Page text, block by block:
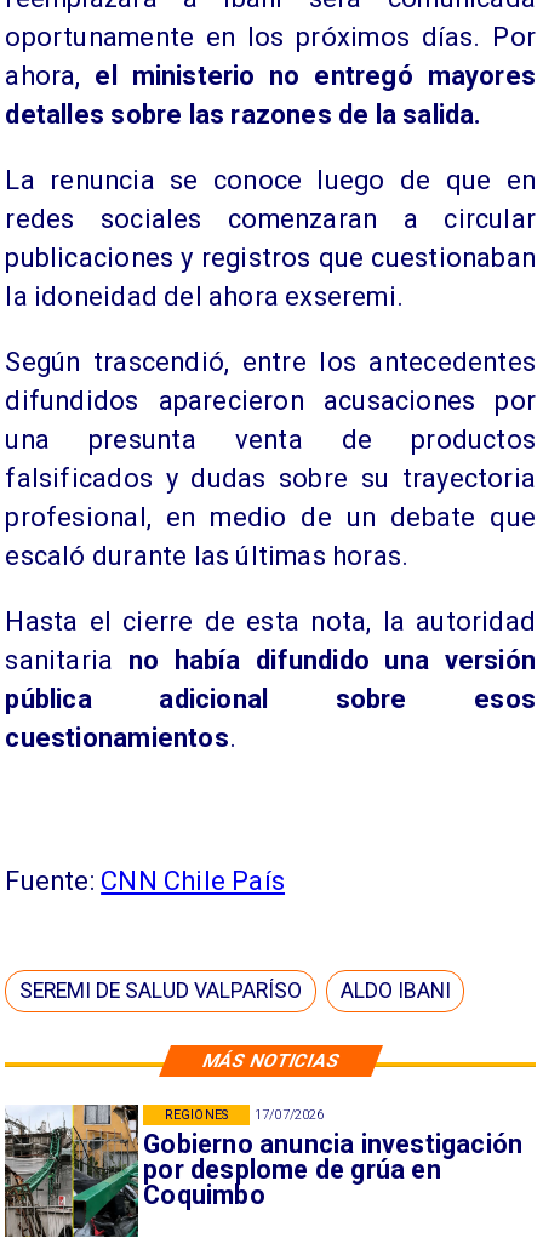
MÁS NOTICIAS
17/07/2026
Gobierno anuncia investigación
por desplome de grúa en
Coquimbo
REGIONES
oportunamente en los próximos días. Por
ahora, el ministerio no entregó mayores
detalles sobre las razones de la salida.
La renuncia se conoce luego de que en
redes sociales comenzaran a circular
publicaciones y registros que cuestionaban
la idoneidad del ahora exseremi.
Según trascendió, entre los antecedentes
difundidos aparecieron acusaciones por
una presunta venta de productos
falsificados y dudas sobre su trayectoria
profesional, en medio de un debate que
escaló durante las últimas horas.
Hasta el cierre de esta nota, la autoridad
sanitaria no había difundido una versión
pública adicional sobre esos
cuestionamientos.
Fuente: CNN Chile País
SEREMI DE SALUD VALPARÍSO ALDO IBANI